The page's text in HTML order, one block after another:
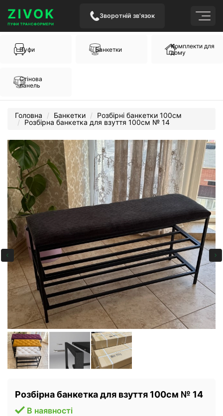
Зворотній зв'язок
Пуфи Банкетки
Комплекти для
дому
Стінова
панель
Головна Банкетки
Розбірні банкетки 100см
Розбірна банкетка для взуття 100см № 14
Розбірна банкетка для взуття 100см № 14
В наявності